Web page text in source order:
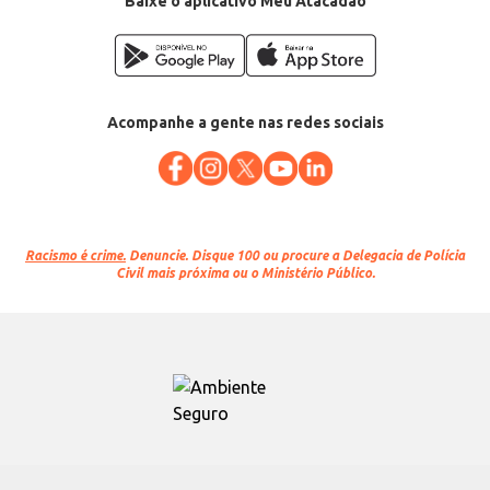
Acompanhe a gente nas redes sociais
Racismo é crime. Denuncie. Disque 100 ou procure a Delegacia de Polícia
Civil mais próxima ou o Ministério Público.